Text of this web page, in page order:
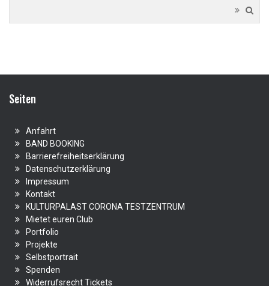
Seiten
Anfahrt
BAND BOOKING
Barrierefreiheitserklärung
Datenschutzerklärung
Impressum
Kontakt
KULTURPALAST CORONA TESTZENTRUM
Mietet euren Club
Portfolio
Projekte
Selbstportrait
Spenden
Widerrufsrecht Tickets